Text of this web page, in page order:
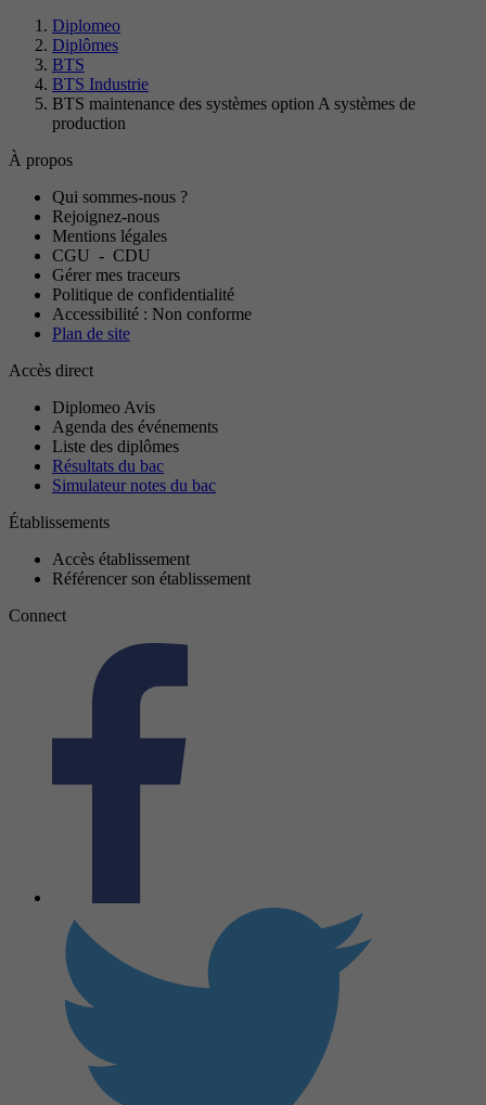
Diplomeo
Diplômes
BTS
BTS Industrie
BTS maintenance des systèmes option A systèmes de
production
À propos
Qui sommes-nous ?
Rejoignez-nous
Mentions légales
CGU - CDU
Gérer mes traceurs
Politique de confidentialité
Accessibilité : Non conforme
Plan de site
Accès direct
Diplomeo Avis
Agenda des événements
Liste des diplômes
Résultats du bac
Simulateur notes du bac
Établissements
Accès établissement
Référencer son établissement
Connect